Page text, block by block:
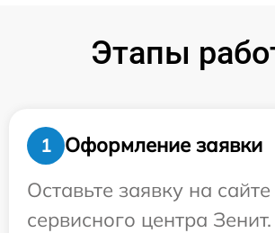
Этапы
1
Оформление заявки
Оставьте заявку на сайте
сервисного центра Зенит.